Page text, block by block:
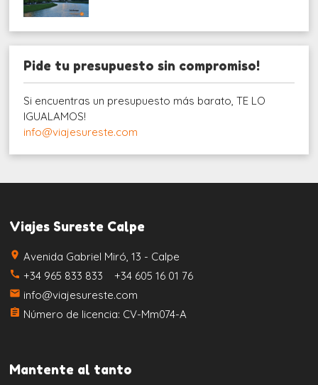
Pide tu presupuesto sin compromiso!
Si encuentras un presupuesto más barato, TE LO
IGUALAMOS!
info@viajesureste.com
Viajes Sureste Calpe
place Avenida Gabriel Miró, 13 - Calpe
call +34 965 833 833 +34 605 16 01 76
email info@viajesureste.com
assignment Número de licencia: CV-Mm074-A
Mantente al tanto